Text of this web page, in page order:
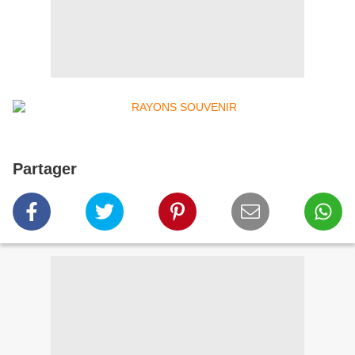
Partager